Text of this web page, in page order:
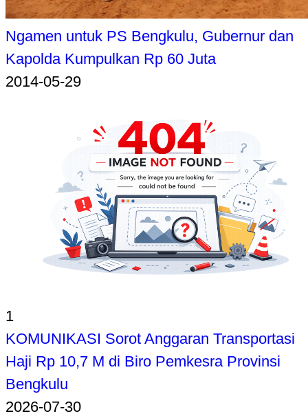
Ngamen untuk PS Bengkulu, Gubernur dan
Kapolda Kumpulkan Rp 60 Juta
2014-05-29
1
KOMUNIKASI Sorot Anggaran Transportasi
Haji Rp 10,7 M di Biro Pemkesra Provinsi
Bengkulu
2026-07-30